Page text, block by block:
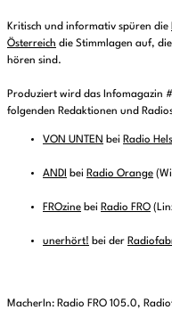
Kritisch und informativ spüren die
Österreich die Stimmlagen auf,
hören sind.
Produziert wird das Infomagazin
folgenden Redaktionen und
VON UNTEN bei Radio
ANDI bei Radio Orange
FROzine bei Radio FRO
unerhört! bei der
MacherIn: Radio FRO 105.0,